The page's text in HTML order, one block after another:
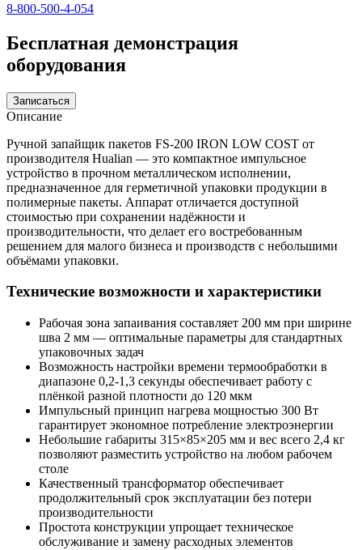
8-800-500-4-054
Бесплатная демонстрация
оборудования
Записаться
Описание
Ручной запайщик пакетов FS-200 IRON LOW COST от
производителя Hualian — это компактное импульсное
устройство в прочном металлическом исполнении,
предназначенное для герметичной упаковки продукции в
полимерные пакеты. Аппарат отличается доступной
стоимостью при сохранении надёжности и
производительности, что делает его востребованным
решением для малого бизнеса и производств с небольшими
объёмами упаковки.
Технические возможности и характеристики
Рабочая зона запаивания составляет 200 мм при ширине
шва 2 мм — оптимальные параметры для стандартных
упаковочных задач
Возможность настройки времени термообработки в
диапазоне 0,2-1,3 секунды обеспечивает работу с
плёнкой разной плотности до 120 мкм
Импульсный принцип нагрева мощностью 300 Вт
гарантирует экономное потребление электроэнергии
Небольшие габариты 315×85×205 мм и вес всего 2,4 кг
позволяют разместить устройство на любом рабочем
столе
Качественный трансформатор обеспечивает
продолжительный срок эксплуатации без потери
производительности
Простота конструкции упрощает техническое
обслуживание и замену расходных элементов